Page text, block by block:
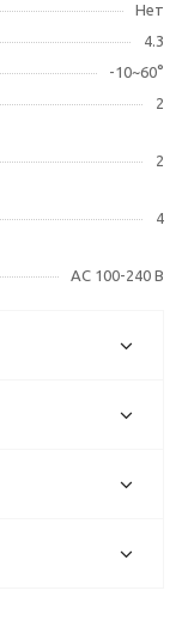
Нет
4.3
-10~60°
2
2
4
AC 100-240 В